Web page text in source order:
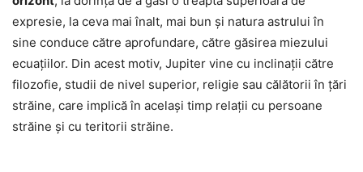
expresie, la ceva mai înalt, mai bun și natura astrului în
sine conduce către aprofundare, către găsirea miezului
ecuațiilor. Din acest motiv, Jupiter vine cu inclinații către
filozofie, studii de nivel superior, religie sau călătorii în țări
străine, care implică în același timp relații cu persoane
străine și cu teritorii străine.